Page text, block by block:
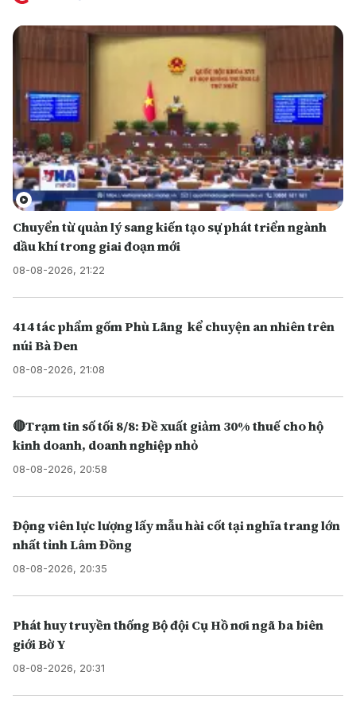
Chuyển từ quản lý sang kiến tạo sự phát triển ngành
dầu khí trong giai đoạn mới
08-08-2026, 21:22
414 tác phẩm gốm Phù Lãng kể chuyện an nhiên trên
núi Bà Đen
08-08-2026, 21:08
🔴Trạm tin số tối 8/8: Đề xuất giảm 30% thuế cho hộ
kinh doanh, doanh nghiệp nhỏ
08-08-2026, 20:58
Động viên lực lượng lấy mẫu hài cốt tại nghĩa trang lớn
nhất tỉnh Lâm Đồng
08-08-2026, 20:35
Phát huy truyền thống Bộ đội Cụ Hồ nơi ngã ba biên
giới Bờ Y
08-08-2026, 20:31